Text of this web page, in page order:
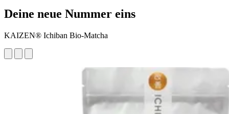
Deine neue Nummer eins
KAIZEN® Ichiban Bio-Matcha